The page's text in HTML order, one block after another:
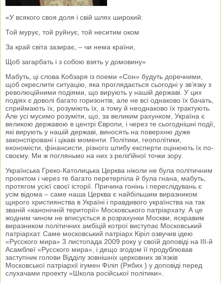
«У всякого своя доля і свій шлях широкий:
Той мурує, той руйнує, той неситим оком
За край світа зазирає, – чи нема країни,
Щоб загарбать і з собою взять у домовину»
Мабуть, ці слова Кобзаря із поеми «Сон» будуть доречними,
щоб окреслити ситуацію, яка проглядається сьогодні у зв’язку з
революційними подіями, що вирують у нашій державі. У цих
подіях є доволі багато горизонтів, але не всі однаково їх бачать,
сприймають їх, розуміють їх, а тому й неоднаково їх трактують.
Але усі мусимо розуміти, що, за великим рахунком, Україна є
великою державою в центрі Європи, і через те сьогоднішні події,
які вирують у нашій державі, виносять на поверхню дуже
законспіровані і цікаві моменти. Політики, геополітики,
економісти, фінансисти, різного штибу експерти оцінюють їх по-
своєму. Ми ж погляньмо на них з реліґійної точки зору.
Українська Греко-Католицька Церква ніколи не була політичним
проектом і через те багато перетерпіла й була гнана, мабуть,
протягом усієї своєї історії. Причина гонінь і переслідувань є
усім відома – саме наша Церква є найбільшим виразником
щирого християнства в Україні і правдивого українства на так
званій «канонічній території» Московського патріархату. А це
жодним чином не вписується в розрахунки Москви, яскравим
виразником політичних амбіцій котрої виступає Московський
патріархат. Саме московський патріарх Кіріл озвучив ідею
«Русского мира» 3 листопада 2009 року у своїй доповіді на III-й
Асамблеї «Русского мира», і дещо згодом її продублював
заступник голови Відділу зовнішніх церковних зв’язків
Московської патріархії ігумен Філіп (Рябих ) у доповіді перед
слухачами проекту «Школа російської політики».